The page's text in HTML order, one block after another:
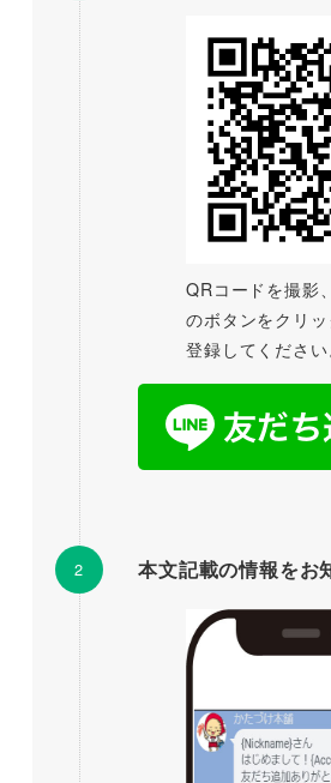
QRコードを撮影
のボタンをクリ
登録してください
本文記載の情報をお